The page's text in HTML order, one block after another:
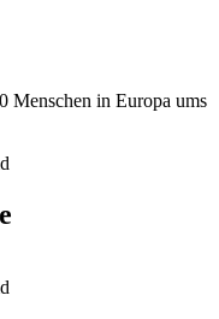
Menschen in Europa ums